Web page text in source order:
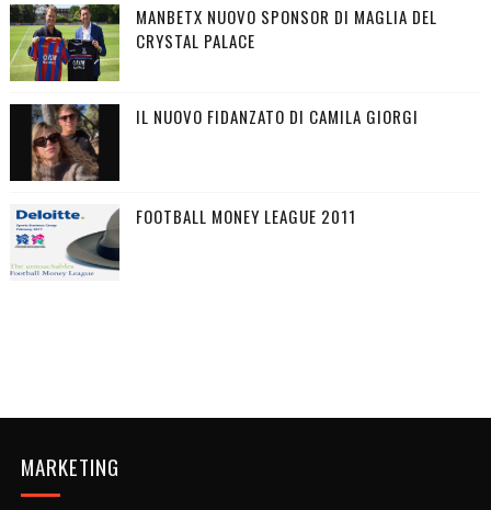
MANBETX NUOVO SPONSOR DI MAGLIA DEL
CRYSTAL PALACE
IL NUOVO FIDANZATO DI CAMILA GIORGI
FOOTBALL MONEY LEAGUE 2011
MARKETING